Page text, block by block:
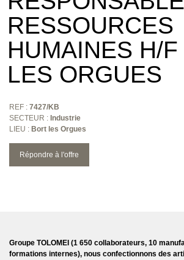
RESSOURCES
HUMAINES H/
LES ORGUES
REF : 7427/KB
SECTEUR : Industrie
LIEU : Bort les Orgues
Répondre à l'offre
Groupe TOLOMEI (1 650 collaborateurs, 10
formations internes), nous confectionnons des